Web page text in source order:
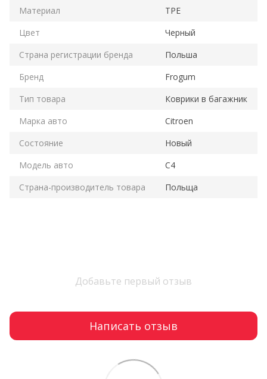
Материал
TPE
Цвет
Черный
Страна регистрации бренда
Польша
Бренд
Frogum
Тип товара
Коврики в багажник
Марка авто
Citroen
Состояние
Новый
Модель авто
C4
Страна-производитель товара
Польща
Добавьте первый отзыв
Написать отзыв